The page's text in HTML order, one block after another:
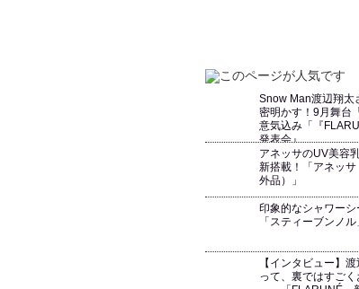
Snow Man渡辺翔太
密明かす！9月舞台
意気込み「『
発表会』
アネッサのUV美容
新搭載！「アネッ
外品）」
印象的なシャワー
「スティーブンノ
【インタビュー】
って、裏ではすごく